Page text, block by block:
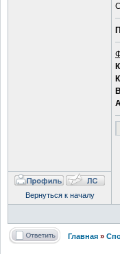
Вернуться к началу
Главная »